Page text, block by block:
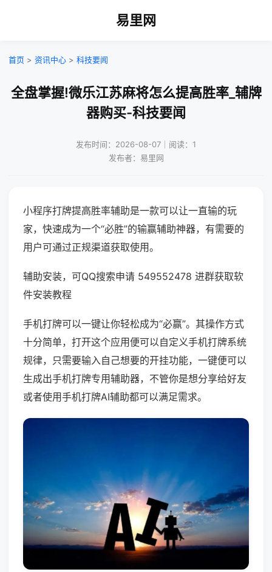
易里网
首页 > 资讯中心 > 科技要闻
全盘掌握!微乐江苏麻将怎么提高胜率_辅牌
器购买-科技要闻
发布时间：2026-08-07｜阅读：1
发布者：易里网
小程序打牌提高胜率辅助是一款可以让一直输的玩
家，快速成为一个“必胜”的输赢辅助神器，有需要的
用户可通过正规渠道获取使用。
辅助安装，可QQ搜索申请 549552478 进群获取软
件安装教程
手机打牌可以一键让你轻松成为“必赢”。其操作方式
十分简单，打开这个应用便可以自定义手机打牌系统
规律，只需要输入自己想要的开挂功能，一键便可以
生成出手机打牌专用辅助器，不管你是想分享给好友
或者使用手机打牌AI辅助都可以满足需求。